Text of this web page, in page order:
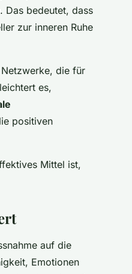
Das bedeutet, dass
zur inneren Ruhe
die für
es,
positiven
Mittel ist,
auf die
Emotionen